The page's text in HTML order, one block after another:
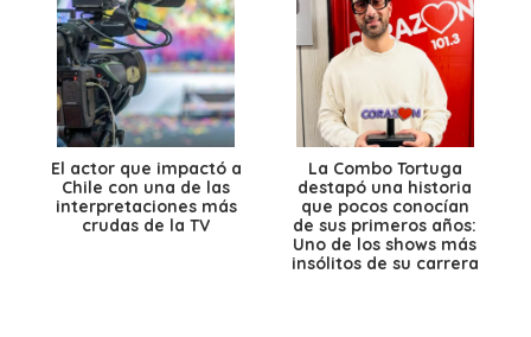
El actor que impactó a
Chile con una de las
interpretaciones más
crudas de la TV
La Combo Tortuga
destapó una historia
que pocos conocían
de sus primeros años:
Uno de los shows más
insólitos de su carrera